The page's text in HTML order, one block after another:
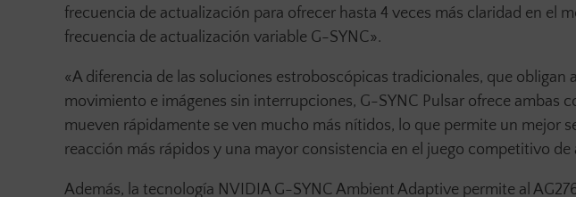
frecuencia de actualización para ofrecer hasta 4 veces más claridad en el
frecuencia de actualización variable G-SYNC».
«A diferencia de las soluciones estroboscópicas tradicionales, que obligan
movimiento e imágenes sin interrupciones, G-SYNC Pulsar ofrece ambas
mueven rápidamente se ven mucho más nítidos, lo que permite un mejor
reacción más rápidos y una mayor consistencia en el juego competitivo
Además, la tecnología NVIDIA G-SYNC Ambient Adaptive permite al